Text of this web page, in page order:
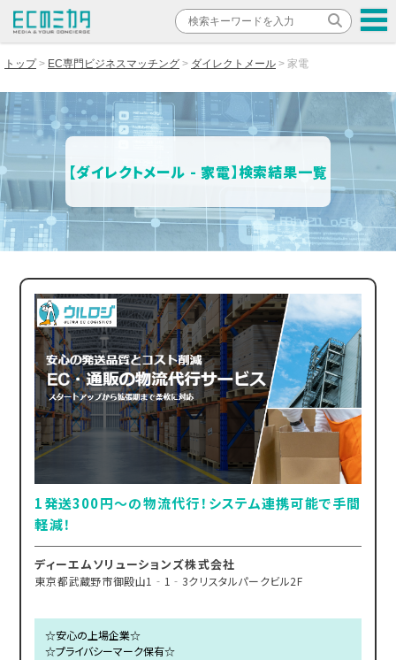
トップ EC専門ビジネスマッチング ダイレクトメール 家電
【ダイレクトメール - 家電】検索結果一覧
1発送300円～の物流代行！システム連携可能で手間
軽減！
ディーエムソリューションズ株式会社
東京都武蔵野市御殿山1‐1‐3クリスタルパークビル2F
☆安心の上場企業☆
☆プライバシーマーク保有☆